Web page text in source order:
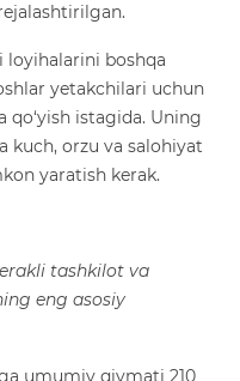
loyihalarini boshqa
yetakchilari uchun
qo‘yish istagida. Uning
kuch, orzu va salohiyat
yaratish kerak.
tashkilot va
eng asosiy
umumiy qiymati 210